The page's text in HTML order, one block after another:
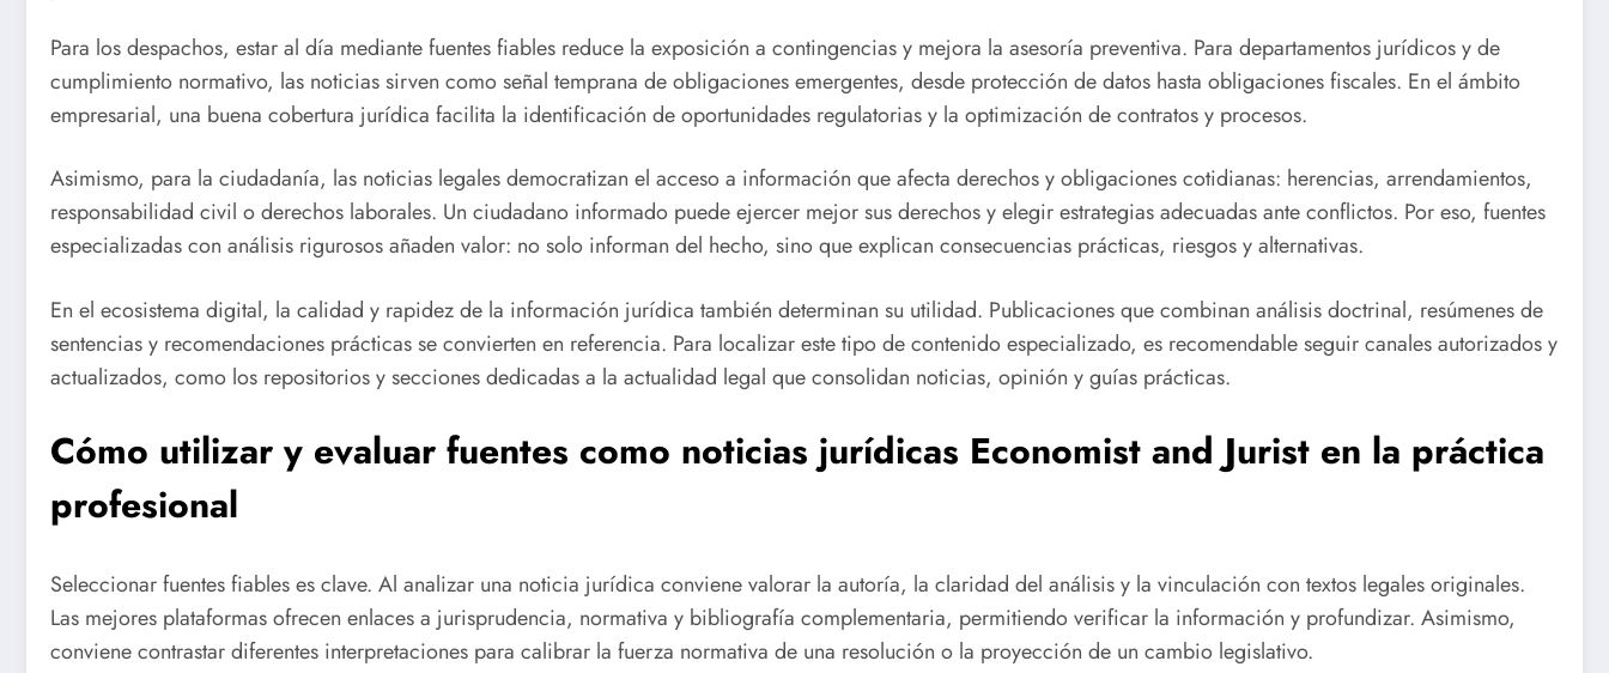
Para los despachos, estar al día mediante fuentes fiables reduce la exposición a contingencias y mejora la asesoría preventiva. Para departamentos jurídicos y de
cumplimiento normativo, las noticias sirven como señal temprana de obligaciones emergentes, desde protección de datos hasta obligaciones fiscales. En el ámbito
empresarial, una buena cobertura jurídica facilita la identificación de oportunidades regulatorias y la optimización de contratos y procesos.
Asimismo, para la ciudadanía, las noticias legales democratizan el acceso a información que afecta derechos y obligaciones cotidianas: herencias, arrendamientos,
responsabilidad civil o derechos laborales. Un ciudadano informado puede ejercer mejor sus derechos y elegir estrategias adecuadas ante conflictos. Por eso, fuentes
especializadas con análisis rigurosos añaden valor: no solo informan del hecho, sino que explican consecuencias prácticas, riesgos y alternativas.
En el ecosistema digital, la calidad y rapidez de la información jurídica también determinan su utilidad. Publicaciones que combinan análisis doctrinal, resúmenes de
sentencias y recomendaciones prácticas se convierten en referencia. Para localizar este tipo de contenido especializado, es recomendable seguir canales autorizados y
actualizados, como los repositorios y secciones dedicadas a la actualidad legal que consolidan noticias, opinión y guías prácticas.
Cómo utilizar y evaluar fuentes como noticias jurídicas Economist and Jurist en la práctica
profesional
Seleccionar fuentes fiables es clave. Al analizar una noticia jurídica conviene valorar la autoría, la claridad del análisis y la vinculación con textos legales originales.
Las mejores plataformas ofrecen enlaces a jurisprudencia, normativa y bibliografía complementaria, permitiendo verificar la información y profundizar. Asimismo,
conviene contrastar diferentes interpretaciones para calibrar la fuerza normativa de una resolución o la proyección de un cambio legislativo.